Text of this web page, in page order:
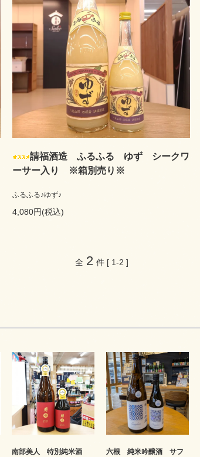
請福酒造 ふるふる ゆず シークワ
ーサー入り ※箱別売り※
ふるふる♪ゆず♪
4,080円(税込)
全 2 件 [ 1-2 ]
南部美人 特別純米酒
六根 純米吟醸酒 サフ